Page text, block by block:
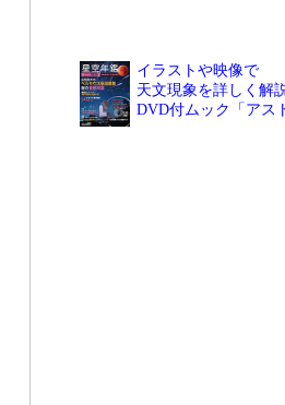
イラストや映像で
天文現象を詳しく解
DVD付ムック「アス